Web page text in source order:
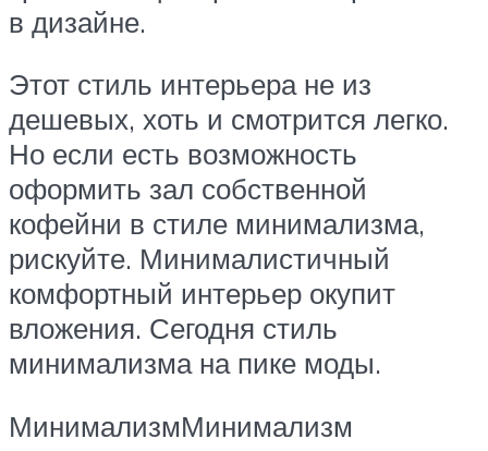
в дизайне.
Этот стиль интерьера не из
дешевых, хоть и смотрится легко.
Но если есть возможность
оформить зал собственной
кофейни в стиле минимализма,
рискуйте. Минималистичный
комфортный интерьер окупит
вложения. Сегодня стиль
минимализма на пике моды.
МинимализмМинимализм